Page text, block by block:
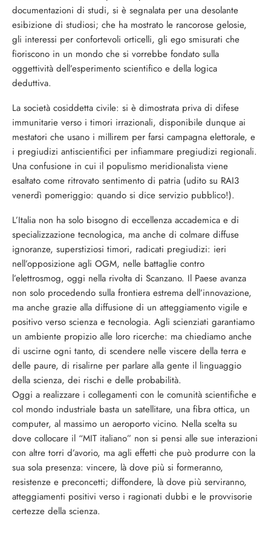
documentazioni di studi, si è segnalata per una desolante
esibizione di studiosi; che ha mostrato le rancorose gelosie,
gli interessi per confortevoli orticelli, gli ego smisurati che
fioriscono in un mondo che si vorrebbe fondato sulla
oggettività dell’esperimento scientifico e della logica
deduttiva.
La società cosiddetta civile: si è dimostrata priva di difese
immunitarie verso i timori irrazionali, disponibile dunque ai
mestatori che usano i millirem per farsi campagna elettorale, e
i pregiudizi antiscientifici per infiammare pregiudizi regionali.
Una confusione in cui il populismo meridionalista viene
esaltato come ritrovato sentimento di patria (udito su RAI3
venerdì pomeriggio: quando si dice servizio pubblico!).
L’Italia non ha solo bisogno di eccellenza accademica e di
specializzazione tecnologica, ma anche di colmare diffuse
ignoranze, superstiziosi timori, radicati pregiudizi: ieri
nell’opposizione agli OGM, nelle battaglie contro
l’elettrosmog, oggi nella rivolta di Scanzano. Il Paese avanza
non solo procedendo sulla frontiera estrema dell’innovazione,
ma anche grazie alla diffusione di un atteggiamento vigile e
positivo verso scienza e tecnologia. Agli scienziati garantiamo
un ambiente propizio alle loro ricerche: ma chiediamo anche
di uscirne ogni tanto, di scendere nelle viscere della terra e
delle paure, di risalirne per parlare alla gente il linguaggio
della scienza, dei rischi e delle probabilità.
Oggi a realizzare i collegamenti con le comunità scientifiche e
col mondo industriale basta un satellitare, una fibra ottica, un
computer, al massimo un aeroporto vicino. Nella scelta su
dove collocare il “MIT italiano” non si pensi alle sue interazioni
con altre torri d’avorio, ma agli effetti che può produrre con la
sua sola presenza: vincere, là dove più si formeranno,
resistenze e preconcetti; diffondere, là dove più serviranno,
atteggiamenti positivi verso i ragionati dubbi e le provvisorie
certezze della scienza.